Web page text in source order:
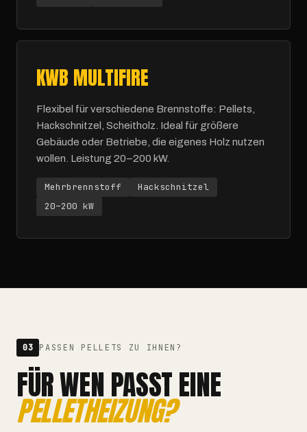
KWB MULTIFIRE
Flexibel für verschiedene Brennstoffe: Pellets,
Hackschnitzel, Scheitholz. Ideal für größere
Gebäude oder Betriebe, die eigenes Holz nutzen
wollen. Leistung 20–200 kW.
Mehrbrennstoff
Hackschnitzel
20–200 kW
03 PASSEN PELLETS ZU IHNEN?
FÜR WEN PASST EINE
PELLETHEIZUNG?